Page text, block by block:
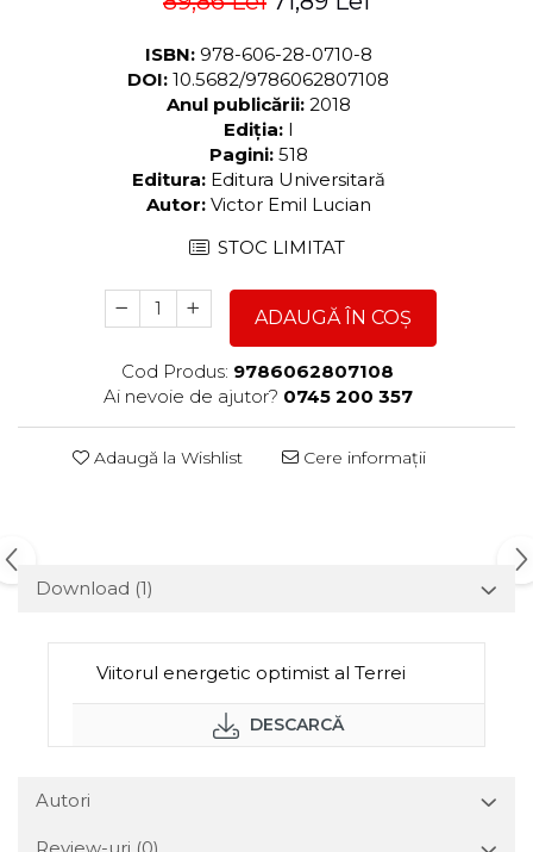
ISBN: 978-606-28-0710-8
DOI: 10.5682/9786062807108
Anul publicării: 2018
Ediția: I
Pagini: 518
Editura: Editura Universitară
Autor: Victor Emil Lucian
STOC LIMITAT
ADAUGĂ ÎN COȘ
Cod Produs: 9786062807108
Ai nevoie de ajutor? 0745 200 357
Adaugă la Wishlist Cere informații
Download (1)
Viitorul energetic optimist al Terrei
DESCARCĂ
Autori